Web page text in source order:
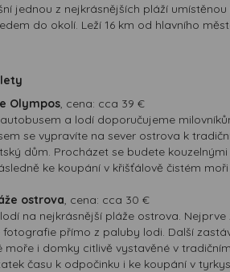
jednou z nejkrásnějších pláží
do okolí. Leží 16 km od hlavního
Olympos, cena: cca 39 €
a lodí doporučujeme
se vypravíte na sever ostrova k
dům. Procházet se budete
ke koupání v křišťálově čistém
ostrova, cena: cca 30 €
na nejkrásnější pláže ostrova.
fotografie přímo z paluby lodi. Další
moře i domky citlivě vystavěné v
času k odpočinku i ke koupání v